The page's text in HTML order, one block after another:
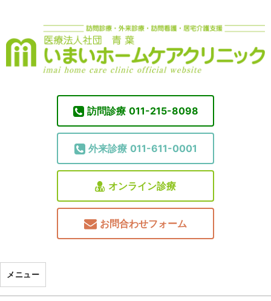
訪問診療 011-215-8098
外来診療 011-611-0001
オンライン診療
お問合わせフォーム
メニュー